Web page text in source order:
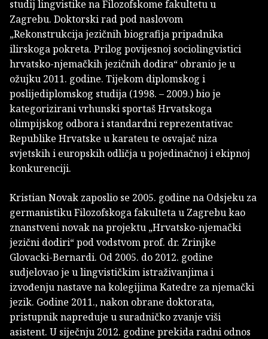
studij lingvistike na Filozofskome fakultetu u
Zagrebu. Doktorski rad pod naslovom
„Rekonstrukcija jezičnih biografija pripadnika
ilirskoga pokreta. Prilog povijesnoj sociolingvistici
hrvatsko-njemačkih jezičnih dodira“ obranio je u
ožujku 2011. godine. Tijekom diplomskog i
poslijediplomskog studija (1998. – 2009.) bio je
kategorizirani vrhunski sportaš Hrvatskoga
olimpijskog odbora i standardni reprezentativac
Republike Hrvatske u karateu te osvajač niza
svjetskih i europskih odličja u pojedinačnoj i ekipnoj
konkurenciji.
Kristian Novak zaposlio se 2005. godine na Odsjeku za
germanistiku Filozofskoga fakulteta u Zagrebu kao
znanstveni novak na projektu „Hrvatsko-njemački
jezični dodiri“ pod vodstvom prof. dr. Zrinjke
Glovacki-Bernardi. Od 2005. do 2012. godine
sudjelovao je u lingvističkim istraživanjima i
izvođenju nastave na kolegijima Katedre za njemački
jezik. Godine 2011., nakon obrane doktorata,
pristupnik napreduje u suradničko zvanje viši
asistent. U siječnju 2012. godine prekida radni odnos